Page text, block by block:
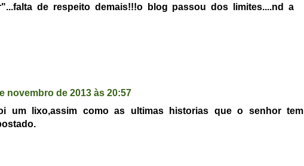
de respeito demais!!!o blog passou dos limites....nd a
novembro de 2013 às 20:57
um lixo,assim como as ultimas historias que o senhor tem